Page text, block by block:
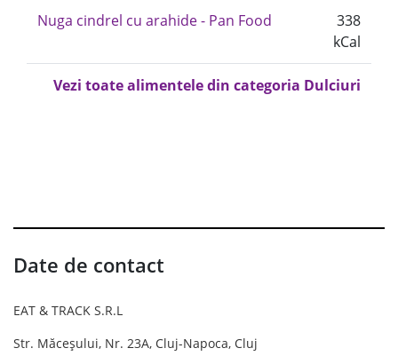
Nuga cindrel cu arahide - Pan Food
338
kCal
Vezi toate alimentele din categoria Dulciuri
Date de contact
EAT & TRACK S.R.L
Str. Măceșului, Nr. 23A, Cluj-Napoca, Cluj